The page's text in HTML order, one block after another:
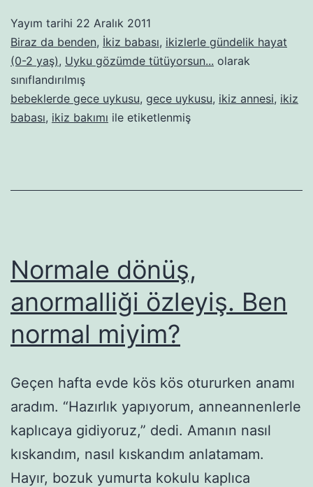
mutluluk
Yayım tarihi 22 Aralık 2011
Biraz da benden, İkiz babası, ikizlerle gündelik hayat
(0-2 yaş), Uyku gözümde tütüyorsun... olarak
sınıflandırılmış
bebeklerde gece uykusu, gece uykusu, ikiz annesi, ikiz
babası, ikiz bakımı ile etiketlenmiş
Normale dönüş,
anormalliği özleyiş. Ben
normal miyim?
Geçen hafta evde kös kös otururken anamı
aradım. “Hazırlık yapıyorum, anneannenlerle
kaplıcaya gidiyoruz,” dedi. Amanın nasıl
kıskandım, nasıl kıskandım anlatamam.
Hayır, bozuk yumurta kokulu kaplıca